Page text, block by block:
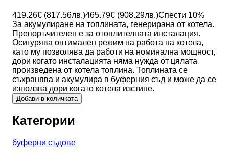
419.26€ (817.56лв.)465.79€ (908.29лв.)Спести 10%
За акумулиране на топлината, генерирана от котела.
Препоръчителен е за отоплителната инсталация.
Осигурява оптимален режим на работа на котела,
като му позволява да работи на номинална мощност,
дори когато инсталацията няма нужда от цялата
произведена от котела топлина. Топлината се
съхранява и акумулира в буферния съд и може да се
използва дори когато котела изстине.
Добави в количката
Категории
буферни съдове